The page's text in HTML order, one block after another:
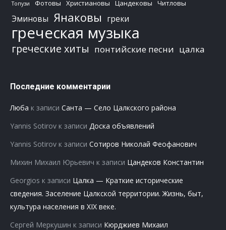
Топузи Фотовы Христиановы Цандековы Читловы
Эминовы Янаковы греки
греческая музыка
греческие хиты понтийские песни цалка
Последние комментарии
Люба к записи Санта — Село Цалкского района
Yannis Sotirov к записи Доска объявлений
Yannis Sotirov к записи Сотиров Николай Феофанович
Михин Михаил Юрьевич к записи Цандеков Константин
Georgios к записи Цалка — Краткие исторические
сведения. Заселение Цалкской территории. Жизнь, быт,
культура населения в XIX веке.
Сергей Меркушин к записи Кюрджиев Михаил